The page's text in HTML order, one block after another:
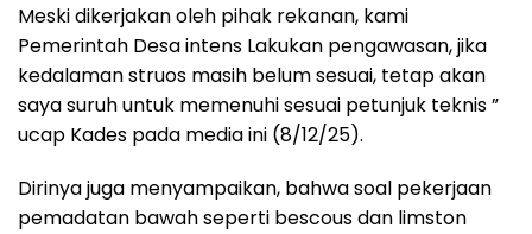
Meski dikerjakan oleh pihak rekanan, kami
Pemerintah Desa intens Lakukan pengawasan, jika
kedalaman struos masih belum sesuai, tetap akan
saya suruh untuk memenuhi sesuai petunjuk teknis ”
ucap Kades pada media ini (8/12/25).
Dirinya juga menyampaikan, bahwa soal pekerjaan
pemadatan bawah seperti bescous dan limston